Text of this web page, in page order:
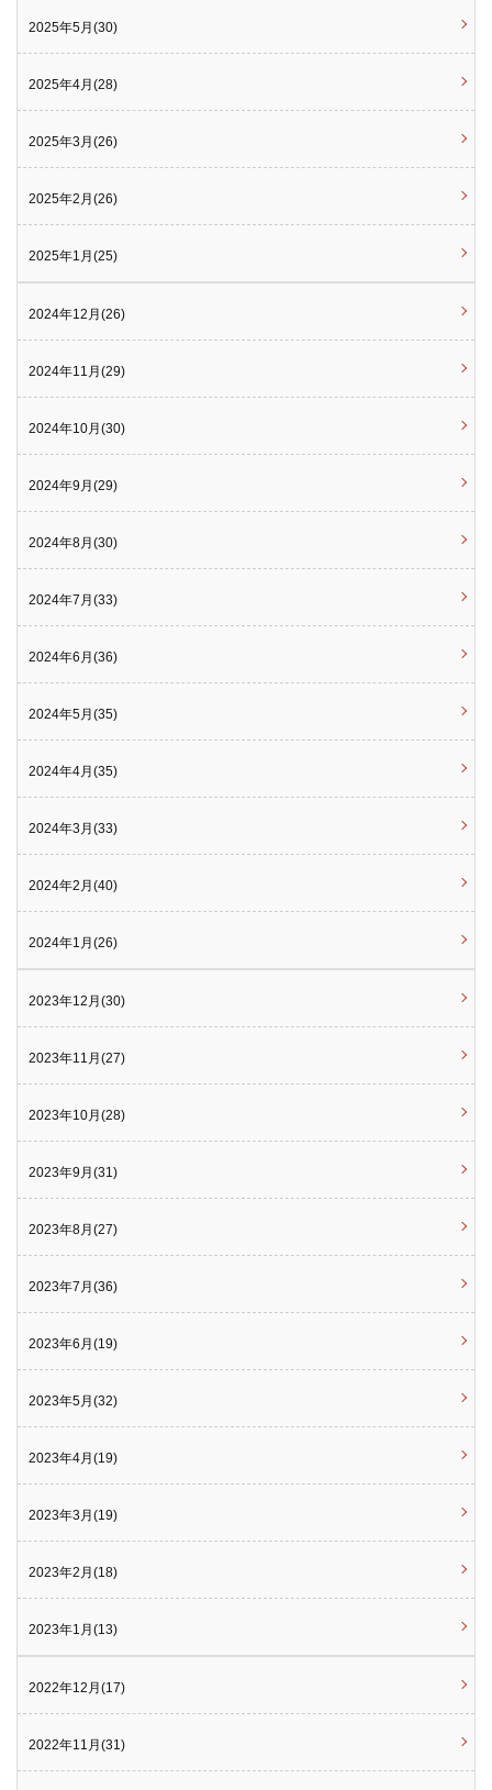
2025年5月(30)
2025年4月(28)
2025年3月(26)
2025年2月(26)
2025年1月(25)
2024年12月(26)
2024年11月(29)
2024年10月(30)
2024年9月(29)
2024年8月(30)
2024年7月(33)
2024年6月(36)
2024年5月(35)
2024年4月(35)
2024年3月(33)
2024年2月(40)
2024年1月(26)
2023年12月(30)
2023年11月(27)
2023年10月(28)
2023年9月(31)
2023年8月(27)
2023年7月(36)
2023年6月(19)
2023年5月(32)
2023年4月(19)
2023年3月(19)
2023年2月(18)
2023年1月(13)
2022年12月(17)
2022年11月(31)